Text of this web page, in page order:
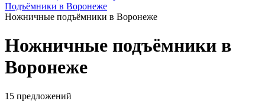
Подъёмники в Воронеже
Ножничные подъёмники в Воронеже
Ножничные подъёмники в
Воронеже
15 предложений